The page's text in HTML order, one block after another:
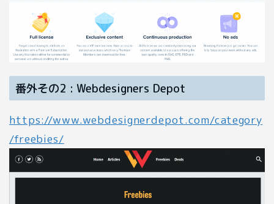
番外その2 : Webdesigners Depot
https://www.webdesignerdepot.com/category
/freebies/